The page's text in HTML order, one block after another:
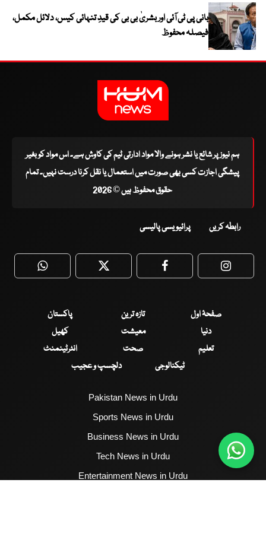
بانی پی ٹی آئی اور بشریٰ بی بی کی قیدِ تنہائی کیس، دلائل مکمل،
فیصلہ محفوظ
ہم نیوز پر شائع یا نشر ہونے والا مواد ادارتی ٹیم کی کاوش ہے۔ اس مواد کو بغیر
پیشگی اجازت کسی بھی صورت میں استعمال یا نقل کرنا درست نہیں۔ تمام
حقوق محفوظ ہیں © 2026
رابطہ کریں پرائیویسی پالیسی
WhatsApp Twitter Facebook
صفحۂ اول تازہ ترین
پاکستان
دنیا
معیشت
کھیل
تعلیم
صحت
انٹرٹینمنٹ
ٹیکنالوجی
دلچسپ و عجیب
Pakistan News in Urdu
Sports News in Urdu
Business News in Urdu
Tech News in Urdu
Entertainment News in Urdu